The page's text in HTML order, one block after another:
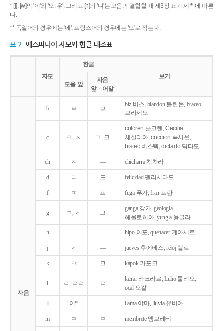
* [j], [w]의 '이'와 '오, 우', 그리고 [ɲ]의 '니'는 모음과 결합할 때 제3장 표기 세칙에 따른
다.
** 독일어의 경우에는 '에', 프랑스어의 경우에는 '으'로 적는다.
표 2 에스파냐어 자모와 한글 대조표
자모
한글
보기
모음 앞
자음
앞ㆍ어말
자음
b ㅂ 브
biz 비스, blandon 블란돈, braceo
브라세오
c ㅋ, ㅅ ㄱ, 크
colcren 콜크렌, Cecilia
세실리아, coccion 콕시온,
bistec 비스텍, dictado 딕타도
ch ㅊ ― chicharra 치차라
d ㄷ 드 felicidad 펠리시다드
f ㅍ 프 fuga 푸가, fran 프란
g ㄱ, ㅎ 그
ganga 강가, geologia
헤올로히아, yungla 융글라
h ― ― hipo 이포, quehacer 케아세르
j ㅎ ― jueves 후에베스, reloj 렐로
k ㅋ 크 kapok 카포크
l ㄹ, ㄹㄹ ㄹ
lacrar 라크라르, Lulio 룰리오,
ocal 오칼
ll 이* ― llama 야마, lluvia 유비아
m ㅁ ㅁ membrete 멤브레테